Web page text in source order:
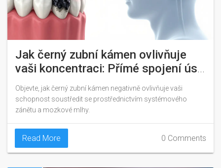
Jak černý zubní kámen ovlivňuje
vaši koncentraci: Přímé spojení úst
a mozku
Objevte, jak černý zubní kámen negativně ovlivňuje vaši
schopnost soustředit se prostřednictvím systémového
zánětu a mozkové mlhy.
Read More 0 Comments